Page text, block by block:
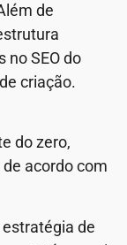
de
no SEO do
criação.
do zero,
acordo com
de